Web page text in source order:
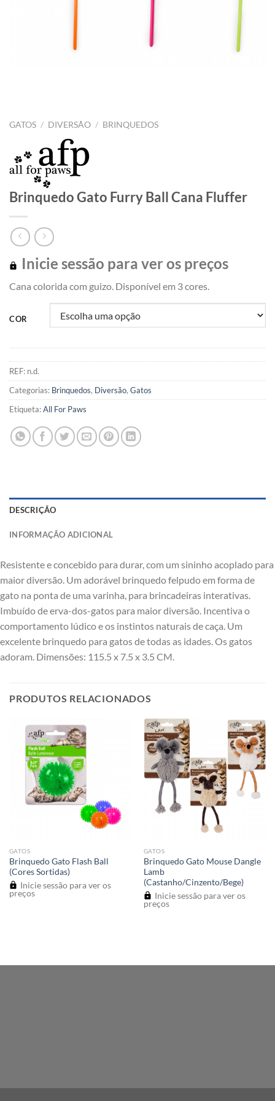
GATOS / DIVERSÃO / BRINQUEDOS
Brinquedo Gato Furry Ball Cana Fluffer
Inicie sessão para ver os preços
Cana colorida com guizo. Disponível em 3 cores.
COR
REF: n.d.
Categorias: Brinquedos, Diversão, Gatos
Etiqueta:All For Paws
DESCRIÇÃO
INFORMAÇÃO ADICIONAL
Resistente e concebido para durar, com um sininho acoplado para
maior diversão. Um adorável brinquedo felpudo em forma de
gato na ponta de uma varinha, para brincadeiras interativas.
Imbuído de erva-dos-gatos para maior diversão. Incentiva o
comportamento lúdico e os instintos naturais de caça. Um
excelente brinquedo para gatos de todas as idades. Os gatos
adoram. Dimensões: 115.5 x 7.5 x 3.5 CM.
PRODUTOS RELACIONADOS
GATOS
Brinquedo Gato Flash Ball
(Cores Sortidas)
Inicie sessão para ver os
preços
GATOS
Brinquedo Gato Mouse Dangle
Lamb
(Castanho/Cinzento/Bege)
Inicie sessão para ver os
preços